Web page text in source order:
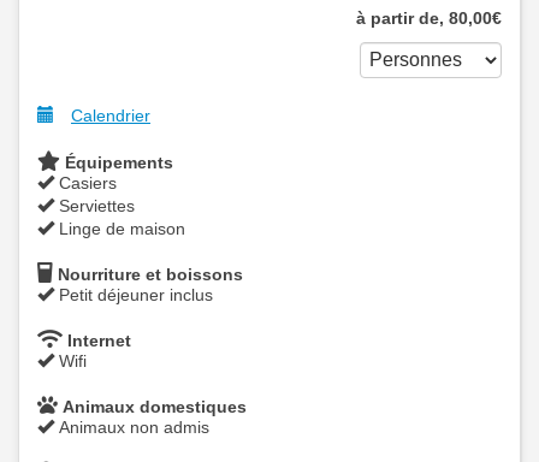
à partir de‚ 80,00€
Calendrier
Équipements
Casiers
Serviettes
Linge de maison
Nourriture et boissons
Petit déjeuner inclus
Internet
Wifi
Animaux domestiques
Animaux non admis